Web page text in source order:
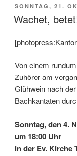
the
world!“
AM
SONNTAG, 21.
Wachet, betet!
Von einem
Zuhörer am
Glühwein nach
Bachkantaten
Sonntag, den 4.
um 18:00 Uhr
in der Ev. Kirche